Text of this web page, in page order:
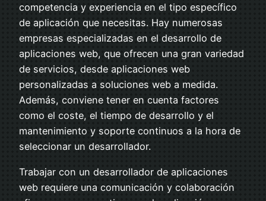
competencia y experiencia en el tipo específico
de aplicación que necesitas. Hay numerosas
empresas especializadas en el desarrollo de
aplicaciones web, que ofrecen una gran variedad
de servicios, desde aplicaciones web
personalizadas a soluciones web a medida.
Además, conviene tener en cuenta factores
como el coste, el tiempo de desarrollo y el
mantenimiento y soporte continuos a la hora de
seleccionar un desarrollador.
Trabajar con un desarrollador de aplicaciones
web requiere una comunicación y colaboración